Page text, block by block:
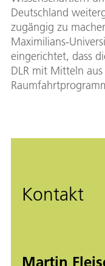
Deutschland
zugängig zu
Maximilians-
eingerichtet, dass
DLR mit Mitteln
Kontakt
Martin